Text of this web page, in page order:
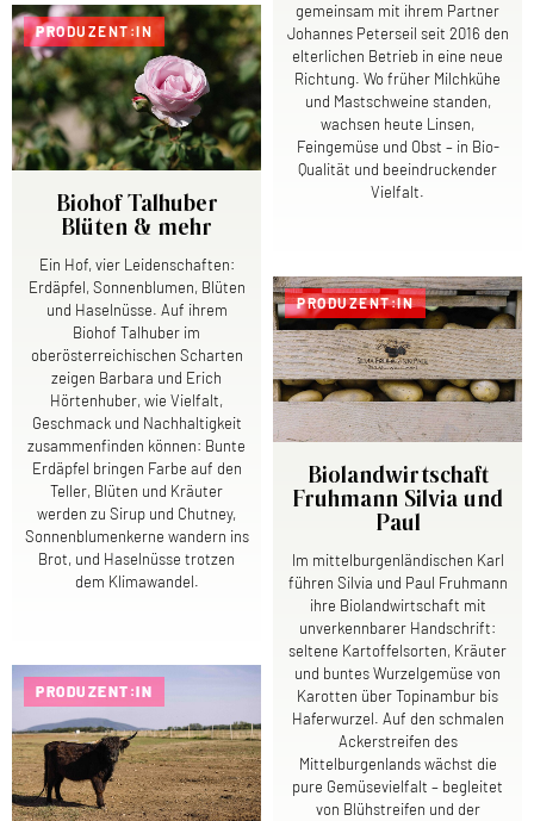
gemeinsam mit ihrem Partner
Johannes Peterseil seit 2016 den
elterlichen Betrieb in eine neue
Richtung. Wo früher Milchkühe
und Mastschweine standen,
wachsen heute Linsen,
Feingemüse und Obst – in Bio-
Qualität und beeindruckender
Vielfalt.
PRODUZENT:IN
Biohof Talhuber
Blüten & mehr
Ein Hof, vier Leidenschaften:
Erdäpfel, Sonnenblumen, Blüten
und Haselnüsse. Auf ihrem
Biohof Talhuber im
oberösterreichischen Scharten
zeigen Barbara und Erich
Hörtenhuber, wie Vielfalt,
Geschmack und Nachhaltigkeit
zusammenfinden können: Bunte
Erdäpfel bringen Farbe auf den
Teller, Blüten und Kräuter
werden zu Sirup und Chutney,
Sonnenblumenkerne wandern ins
Brot, und Haselnüsse trotzen
dem Klimawandel.
PRODUZENT:IN
Biolandwirtschaft
Fruhmann Silvia und
Paul
Im mittelburgenländischen Karl
führen Silvia und Paul Fruhmann
ihre Biolandwirtschaft mit
unverkennbarer Handschrift:
seltene Kartoffelsorten, Kräuter
und buntes Wurzelgemüse von
Karotten über Topinambur bis
Haferwurzel. Auf den schmalen
Ackerstreifen des
Mittelburgenlands wächst die
pure Gemüsevielfalt – begleitet
von Blühstreifen und der
PRODUZENT:IN